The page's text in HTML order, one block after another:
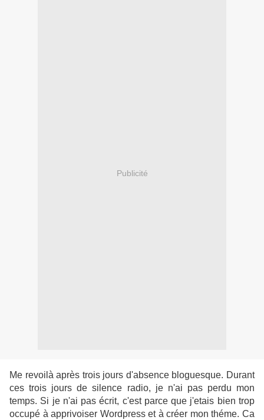
Publicité
Me revoilà après trois jours d'absence bloguesque. Durant
ces trois jours de silence radio, je n'ai pas perdu mon
temps. Si je n'ai pas écrit, c'est parce que j'etais bien trop
occupé à apprivoiser Wordpress et à créer mon théme. Ca